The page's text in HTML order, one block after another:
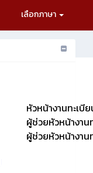
เลือกภาษา
หัวหน้างานทะเบี
ผู้ช่วยหัวหน้างาน
ผู้ช่วยหัวหน้างาน